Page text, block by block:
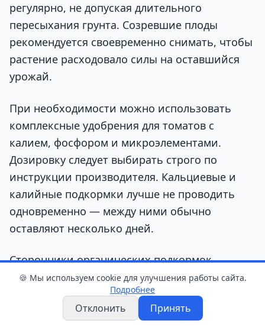
регулярно, не допуская длительного
пересыхания грунта. Созревшие плоды
рекомендуется своевременно снимать, чтобы
растение расходовало силы на оставшийся
урожай.
При необходимости можно использовать
комплексные удобрения для томатов с
калием, фосфором и микроэлементами.
Дозировку следует выбирать строго по
инструкции производителя. Кальциевые и
калийные подкормки лучше не проводить
одновременно — между ними обычно
оставляют несколько дней.
Сторонники органических подкормок
используют настой древесной золы. Однако
вносить его нужно осторожно: зола меняет
кислотность почвы и подходит не для
🍪 Мы используем cookie для улучшения работы сайта.
Подробнее
Отклонить Принять